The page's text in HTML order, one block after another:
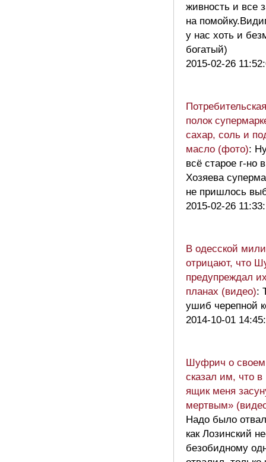
живность и все
на
у нас хоть и
богатый)
2015-02-26
полок
сахар, соль и
масло (фото):
всё старое г-но
Хозяева
не пришлось
2015-02-26
В одесской
отрицают, что
предупреждал
планах (видео):
ушиб черепной
2014-10-01
Шуфрич о
сказал им, что
ящик меня
мертвым»
Надо было
как Лозинский
безобидному